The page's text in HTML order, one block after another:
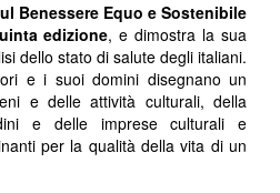
Benessere Equo e Sostenibile
edizione, e dimostra la sua
dello stato di salute degli italiani.
e i suoi domini disegnano un
e delle attività culturali, della
e delle imprese culturali e
per la qualità della vita di un